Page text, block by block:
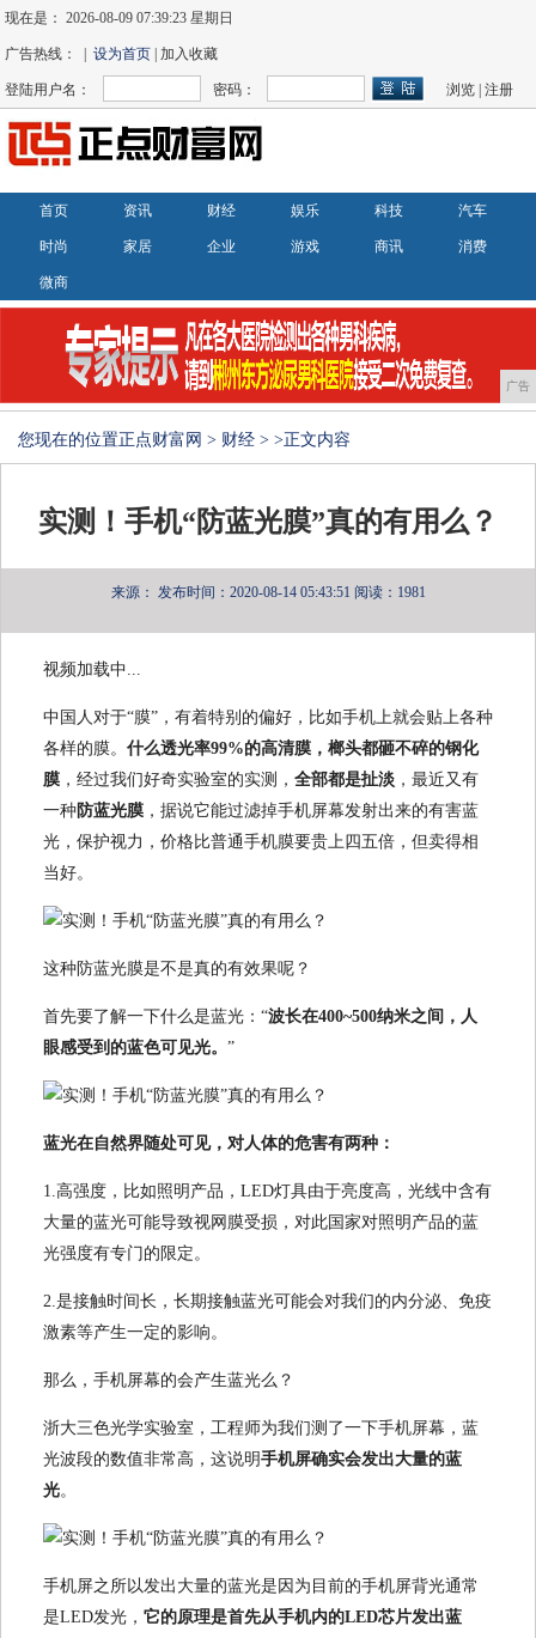
现在是：2026-08-09 07:39:24 星期日
广告热线： |设为首页 | 加入收藏
登陆用户名： 密码： 浏览 |注册
首页 资讯 财经 娱乐 科技 汽车
时尚 家居 企业 游戏 商讯 消费
微商
广告
您现在的位置正点财富网 > 财经 > >正文内容
实测！手机“防蓝光膜”真的有用么？
来源： 发布时间：2020-08-14 05:43:51 阅读：1981
视频加载中...
中国人对于“膜”，有着特别的偏好，比如手机上就会贴上各种
各样的膜。 什么透光率99%的高清膜，榔头都砸不碎的钢化
膜 ，经过我们好奇实验室的实测， 全部都是扯淡 ，最近又有
一种防蓝光膜 ，据说它能过滤掉手机屏幕发射出来的有害蓝
光，保护视力，价格比普通手机膜要贵上四五倍，但卖得相
当好。
这种防蓝光膜是不是真的有效果呢？
首先要了解一下什么是蓝光：“波长在400~500纳米之间，人
眼感受到的蓝色可见光。 ”
蓝光在自然界随处可见，对人体的危害有两种：
1.高强度，比如照明产品，LED灯具由于亮度高，光线中含有
大量的蓝光可能导致视网膜受损，对此国家对照明产品的蓝
光强度有专门的限定。
2.是接触时间长，长期接触蓝光可能会对我们的内分泌、免疫
激素等产生一定的影响。
那么，手机屏幕的会产生蓝光么？
浙大三色光学实验室，工程师为我们测了一下手机屏幕，蓝
光波段的数值非常高，这说明手机屏确实会发出大量的蓝
光。
手机屏之所以发出大量的蓝光是因为目前的手机屏背光通常
是LED发光， 它的原理是首先从手机内的LED芯片发出蓝